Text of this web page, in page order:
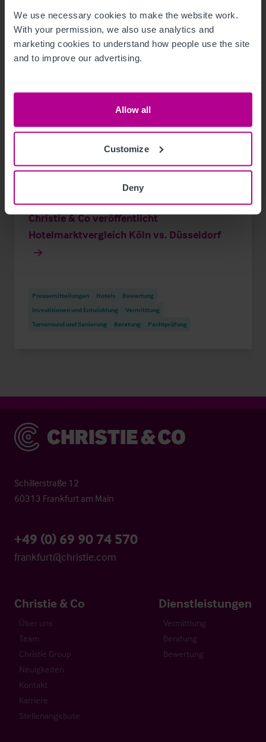
We use necessary cookies to make the website work.
With your permission, we also use analytics and
marketing cookies to understand how people use the site
and to improve our advertising.
Allow all
Customize
Deny
Christie & Co veröffentlicht
Hotelmarktvergleich Köln vs. Düsseldorf
Pressemitteilungen Hotels
Bewertung
Investitionen und Entwicklung
Vermittlung
Turnaround und Sanierung
Beratung Pachtprüfung
Christie & Co
Schillerstraße 12
60313 Frankfurt am Main
+49 (0) 69 90 74 570
frankfurt@christie.com
Christie & Co
Über uns
Team
Christie Group
Neuigkeiten
Kontakt
Karriere
Stellenangebote
Dienstleistungen
Vermittlung
Beratung
Bewertung